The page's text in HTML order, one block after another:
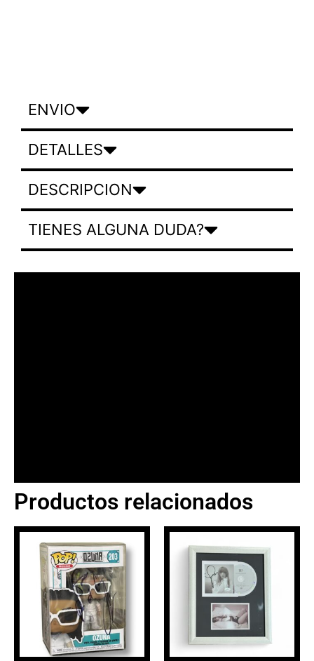
ENVIO
DETALLES
DESCRIPCION
TIENES ALGUNA DUDA?
BANNER CON
PROMOCIONES 1
Productos relacionados